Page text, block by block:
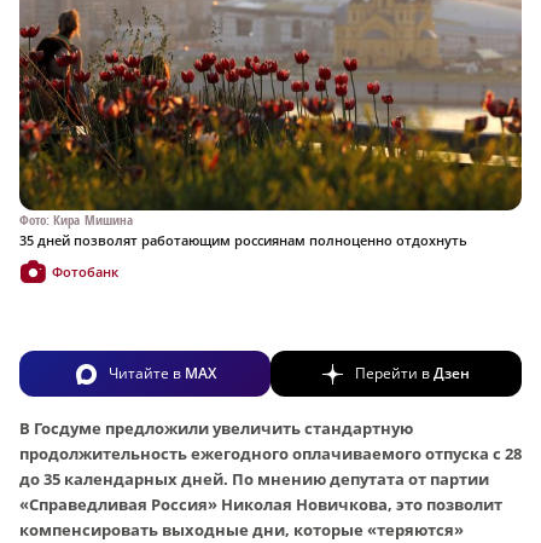
Фото: Кира Мишина
35 дней позволят работающим россиянам полноценно отдохнуть
Фотобанк
Читайте в MAX Перейти вДзен
В Госдуме предложили увеличить стандартную
продолжительность ежегодного оплачиваемого отпуска с 28
до 35 календарных дней. По мнению депутата от партии
«Справедливая Россия» Николая Новичкова, это позволит
компенсировать выходные дни, которые «теряются»